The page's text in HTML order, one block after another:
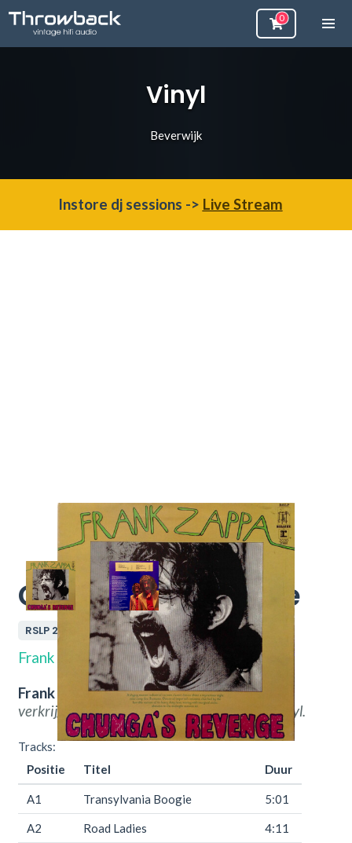
Vinyl
Beverwijk
Instore dj sessions -> Live Stream
Chunga's Revenge
RSLP 2030
Frank Zappa
Frank Zappa – Chunga's Revenge. Nu
verkrijgbaar bijThrowbackVintage Hifi & Vinyl.
Tracks:
Positie
Titel Duur
A1 Transylvania Boogie 5:01
A2 Road Ladies 4:11